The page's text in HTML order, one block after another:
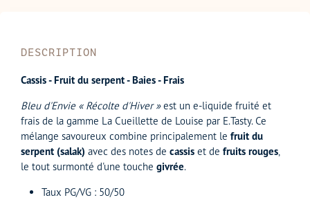
DESCRIPTION
Cassis - Fruit du serpent - Baies - Frais
Bleu d'Envie « Récolte d'Hiver »est un e-liquide fruité et
frais de la gamme La Cueillette de Louise par E.Tasty.Ce
mélange savoureux combine principalement le fruit du
serpent (salak) avec des notes de cassis et de fruits rouges,
le tout surmonté d'une touche givrée.
Taux PG/VG : 50/50